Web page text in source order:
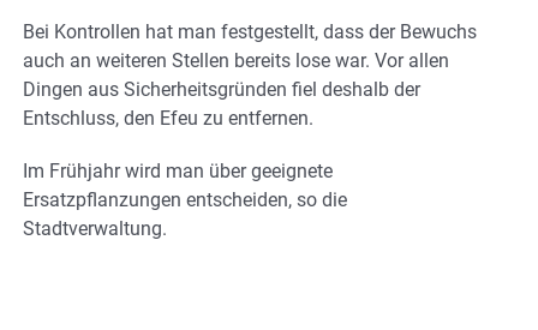
Bei Kontrollen hat man festgestellt, dass der Bewuchs
auch an weiteren Stellen bereits lose war. Vor allen
Dingen aus Sicherheitsgründen fiel deshalb der
Entschluss, den Efeu zu entfernen.
Im Frühjahr wird man über geeignete
Ersatzpflanzungen entscheiden, so die
Stadtverwaltung.